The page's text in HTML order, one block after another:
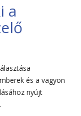
a
és a vagyon
nyújt